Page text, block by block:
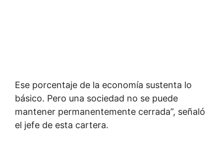
Ese porcentaje de la economía sustenta lo
básico. Pero una sociedad no se puede
mantener permanentemente cerrada”, señaló
el jefe de esta cartera.